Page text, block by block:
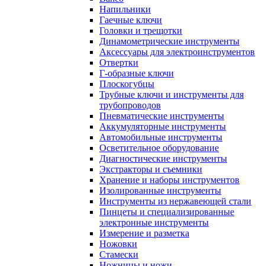
Напильники
Гаечные ключи
Головки и трещотки
Динамометрические инструменты
Аксессуары для электроинструментов
Отвертки
Г-образные ключи
Плоскогубцы
Трубные ключи и инструменты для
трубопроводов
Пневматические инструменты
Аккумуляторные инструменты
Автомобильные инструменты
Осветительное оборудование
Диагностические инструменты
Экстракторы и съемники
Хранение и наборы инструментов
Изолированные инструменты
Инструменты из нержавеющей стали
Пинцеты и специализированные
электронные инструменты
Измерение и разметка
Ножовки
Стамески